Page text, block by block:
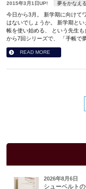
2015年3月1日UP! 夢をかなえ
今日から3月。 新学期に向けて
はないでしょうか。 新学期と
帳を使い始める、 という先生
から7回シリーズで、 「手帳で
READ MORE
2026年8月6日
シューベルト